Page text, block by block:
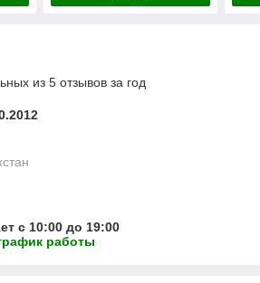
из 5 отзывов за год
с 10:00 до 19:00
работы